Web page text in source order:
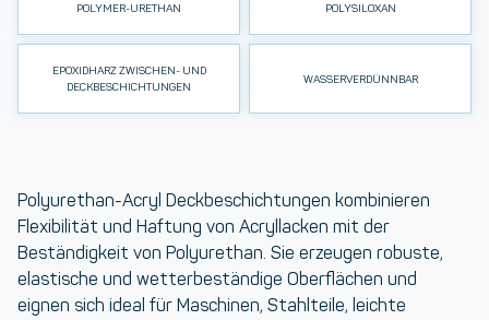
POLYMER-URETHAN POLYSILOXAN
EPOXIDHARZ ZWISCHEN- UND
DECKBESCHICHTUNGEN
WASSERVERDÜNNBAR
Polyurethan-Acryl Deckbeschichtungen kombinieren
Flexibilität und Haftung von Acryllacken mit der
Beständigkeit von Polyurethan. Sie erzeugen robuste,
elastische und wetterbeständige Oberflächen und
eignen sich ideal für Maschinen, Stahlteile, leichte